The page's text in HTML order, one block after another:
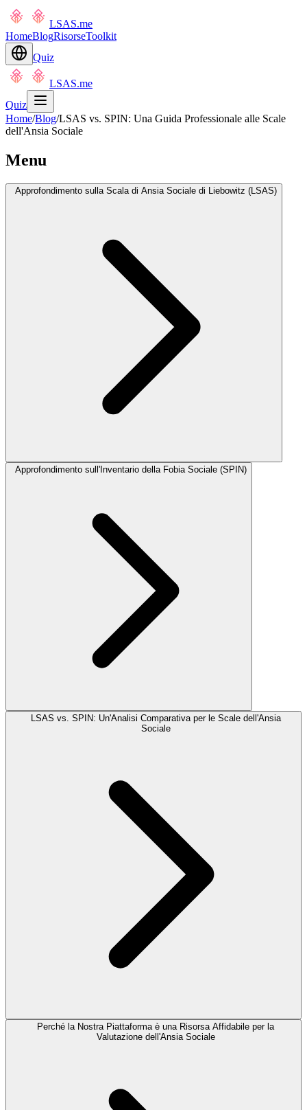
LSAS.me
HomeBlogRisorseToolkit
Quiz
LSAS.me
Quiz
Home/Blog/LSAS vs. SPIN: Una Guida Professionale alle Scale
dell'Ansia Sociale
Menu
Approfondimento sulla Scala di Ansia Sociale di Liebowitz (LSAS)
Approfondimento sull'Inventario della Fobia Sociale (SPIN)
LSAS vs. SPIN: Un'Analisi Comparativa per le Scale dell'Ansia
Sociale
Perché la Nostra Piattaforma è una Risorsa Affidabile per la
Valutazione dell'Ansia Sociale